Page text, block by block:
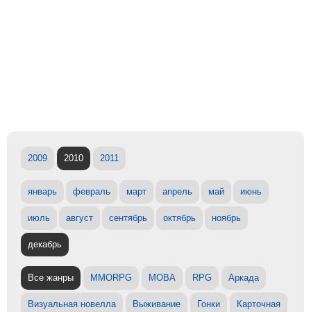
2009 2010 2011
январь февраль март апрель май июнь
июль август сентябрь октябрь ноябрь
декабрь
Все жанры MMORPG MOBA RPG Аркада
Визуальная новелла Выживание Гонки Карточная